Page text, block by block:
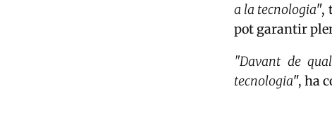
a la tecnologia",
pot garantir
"Davant de
tecnologia", ha